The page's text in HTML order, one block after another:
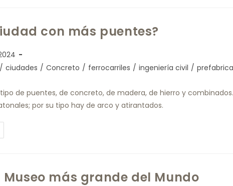
con más puentes?
/ ciudades / Concreto / ferrocarriles / ingeniería civil /
de puentes, de concreto, de madera, de hierro y
por su tipo hay de arco y atirantados.
más grande del Mundo